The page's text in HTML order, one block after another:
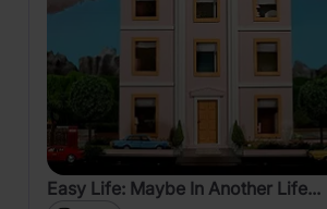
Easy Life: Maybe In Another Life...